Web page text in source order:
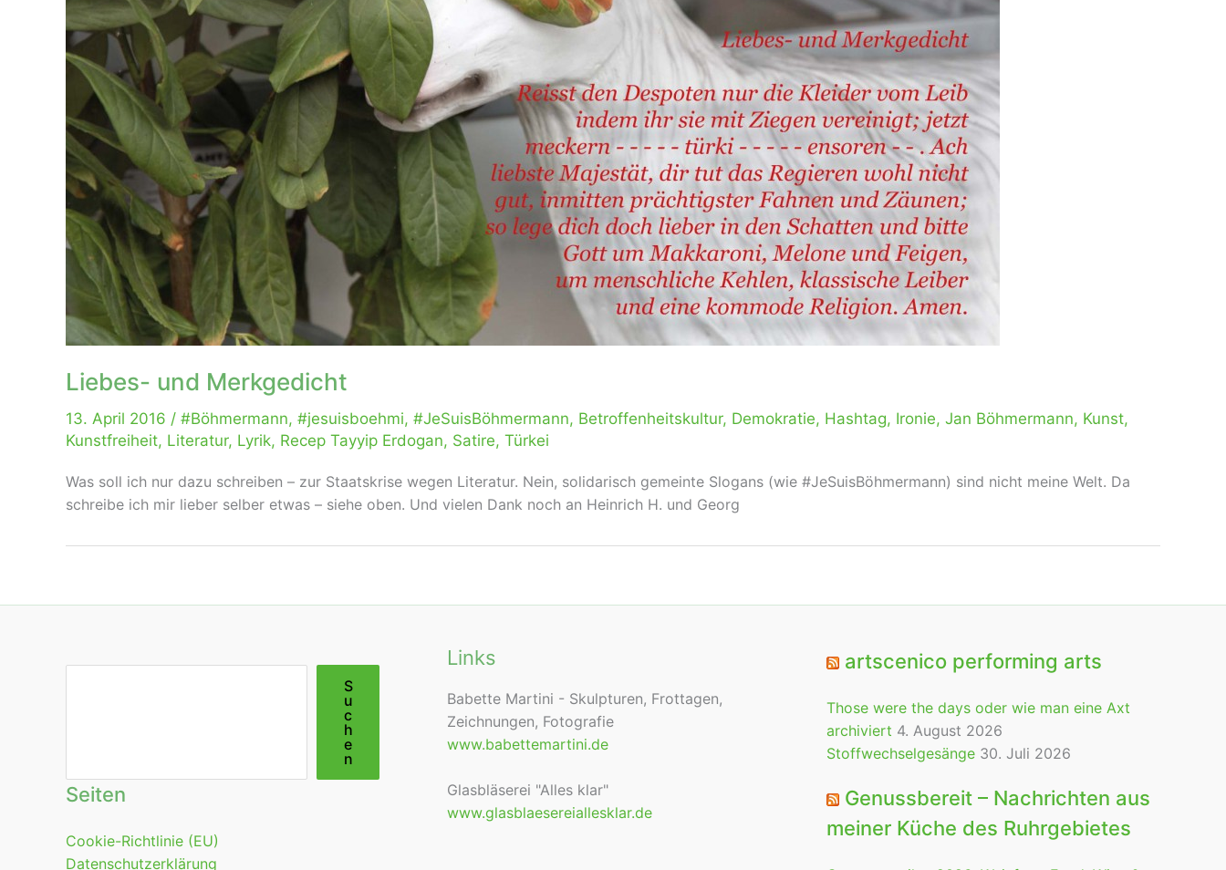
Liebes- und Merkgedicht
13. April 2016 / #Böhmermann, #jesuisboehmi, #JeSuisBöhmermann, Betroffenheitskultur, Demokratie, Hashtag, Ironie, Jan Böhmermann, Kunst,
Kunstfreiheit, Literatur, Lyrik, Recep Tayyip Erdogan, Satire, Türkei
Was soll ich nur dazu schreiben – zur Staatskrise wegen Literatur. Nein, solidarisch gemeinte Slogans (wie #JeSuisBöhmermann) sind nicht meine Welt. Da
schreibe ich mir lieber selber etwas – siehe oben. Und vielen Dank noch an Heinrich H. und Georg
S
u
c
h
e
n
Seiten
Cookie-Richtlinie (EU)
Datenschutzerklärung
Links
Babette Martini - Skulpturen, Frottagen,
Zeichnungen, Fotografie
www.babettemartini.de
Glasbläserei "Alles klar"
www.glasblaesereiallesklar.de
artscenico performing arts
Those were the days oder wie man eine Axt
archiviert 4. August 2026
Stoffwechselgesänge 30. Juli 2026
Genussbereit – Nachrichten aus
meiner Küche des Ruhrgebietes